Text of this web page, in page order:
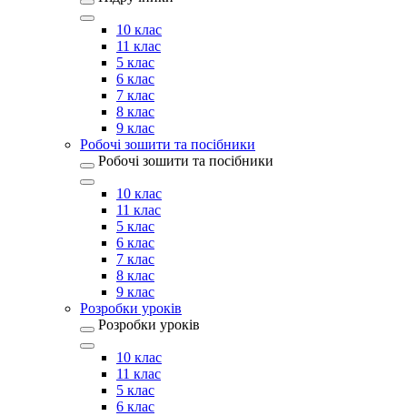
10 клас
11 клас
5 клас
6 клас
7 клас
8 клас
9 клас
Робочі зошити та посібники
Робочі зошити та посібники
10 клас
11 клас
5 клас
6 клас
7 клас
8 клас
9 клас
Розробки уроків
Розробки уроків
10 клас
11 клас
5 клас
6 клас